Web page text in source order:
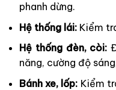
phanh dừng.
Hệ thống lái: Kiểm
Hệ thống đèn, còi:
năng, cường độ
Bánh xe, lốp: Kiểm